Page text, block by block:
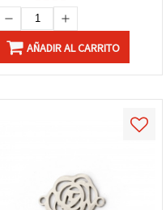
AÑADIR AL CARRITO